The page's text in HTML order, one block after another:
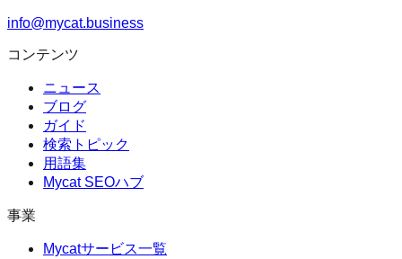
info@mycat.business
コンテンツ
ニュース
ブログ
ガイド
検索トピック
用語集
Mycat SEOハブ
事業
Mycatサービス一覧